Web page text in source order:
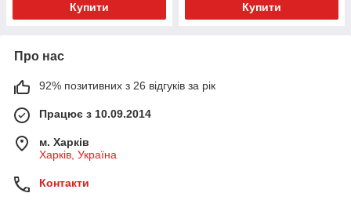
Купити Купити
Про нас
92% позитивних з 26 відгуків за рік
Працює з 10.09.2014
м. Харків
Харків, Україна
Контакти